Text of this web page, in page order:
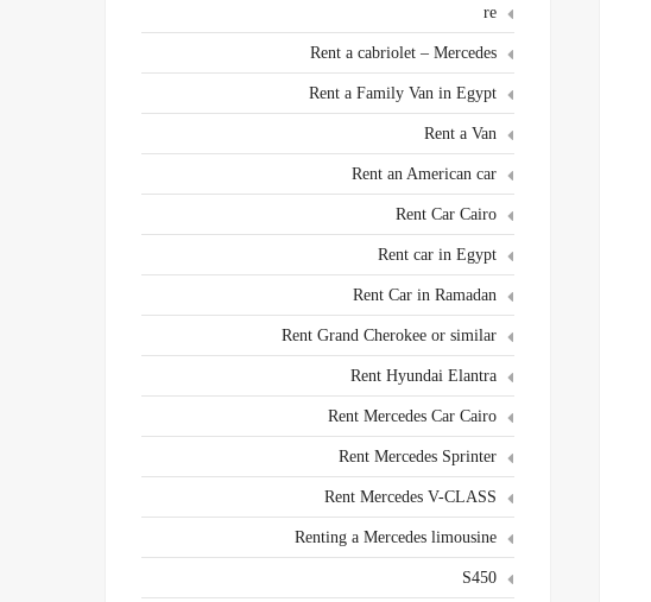
re
Rent a cabriolet – Mercedes
Rent a Family Van in Egypt
Rent a Van
Rent an American car
Rent Car Cairo
Rent car in Egypt
Rent Car in Ramadan
Rent Grand Cherokee or similar
Rent Hyundai Elantra
Rent Mercedes Car Cairo
Rent Mercedes Sprinter
Rent Mercedes V-CLASS
Renting a Mercedes limousine
S450